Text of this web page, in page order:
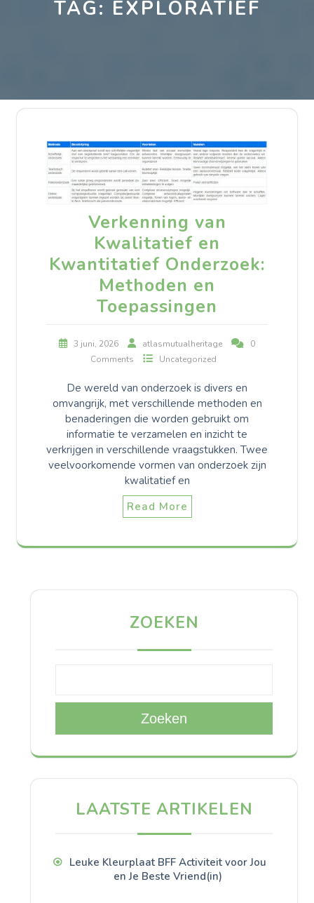
TAG: EXPLORATIEF
Verkenning van
Kwalitatief en
Kwantitatief Onderzoek:
Methoden en
Toepassingen
3 juni, 2026 atlasmutualheritage
0
Comments
Uncategorized
De wereld van onderzoek is divers en
omvangrijk, met verschillende methoden en
benaderingen die worden gebruikt om
informatie te verzamelen en inzicht te
verkrijgen in verschillende vraagstukken. Twee
veelvoorkomende vormen van onderzoek zijn
kwalitatief en
Read More
ZOEKEN
Zoeken
LAATSTE ARTIKELEN
Leuke Kleurplaat BFF Activiteit voor Jou
en Je Beste Vriend(in)